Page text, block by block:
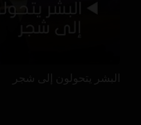
البشر يتحولون إلى شجر